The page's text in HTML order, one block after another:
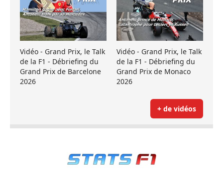
Vidéo - Grand Prix, le Talk
de la F1 - Débriefing du
Grand Prix de Barcelone
2026
Vidéo - Grand Prix, le Talk
de la F1 - Débriefing du
Grand Prix de Monaco
2026
+ de vidéos